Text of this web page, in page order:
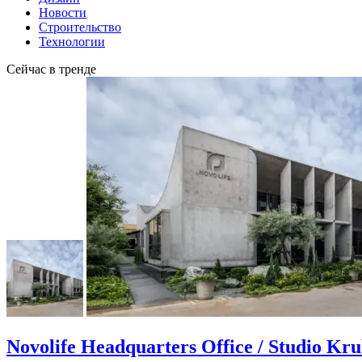
Новости
Строительство
Технологии
Сейчас в тренде
Novolife Headquarters Office / Studio